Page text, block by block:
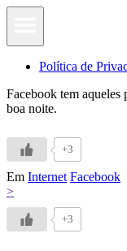
Política de
Facebook tem aqueles
boa noite.
+3
Em Internet Facebook
>
+3